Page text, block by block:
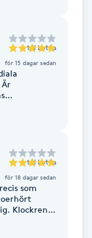
till Lotta
för 15 dagar sedan
och fint
turbulent
till Lotta
för 18 dagar sedan
som
oerhört
Klockrent